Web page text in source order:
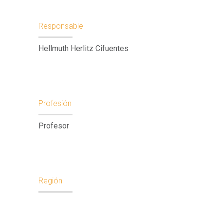
Responsable
Hellmuth Herlitz Cifuentes
Profesión
Profesor
Región